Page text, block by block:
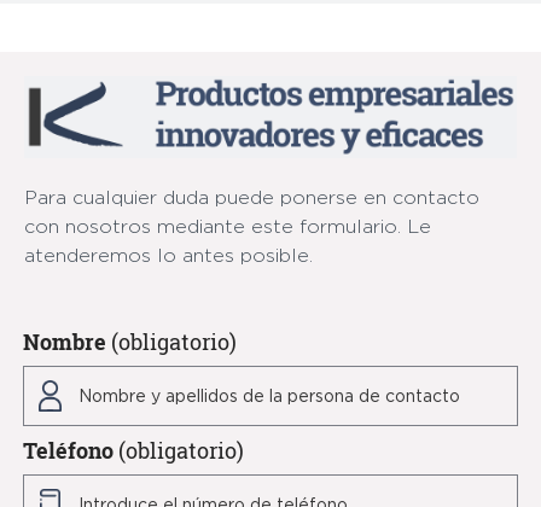
Para cualquier duda puede ponerse en contacto
con nosotros mediante este formulario. Le
atenderemos lo antes posible.
Nombre (obligatorio)
Teléfono (obligatorio)